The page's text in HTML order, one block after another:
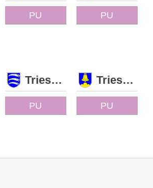
PU PU
Triesen
PU
Triesenberg
PU